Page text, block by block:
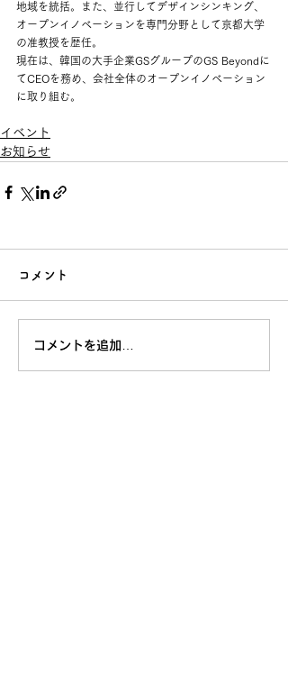
地域を統括。また、並行してデザインシンキング、
オープンイノベーションを専門分野として京都大学
の准教授を歴任。
現在は、韓国の大手企業GSグループのGS Beyondに
てCEOを務め、会社全体のオープンイノベーション
に取り組む。
イベント
お知らせ
コメント
コメントを追加…